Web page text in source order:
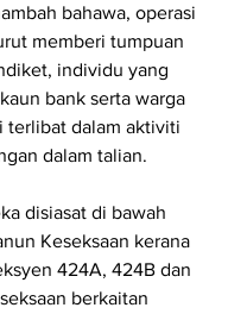
bahawa, operasi
memberi tumpuan
individu yang
bank serta warga
terlibat dalam aktiviti
dalam talian.
disiasat di bawah
Keseksaan kerana
424A, 424B dan
berkaitan